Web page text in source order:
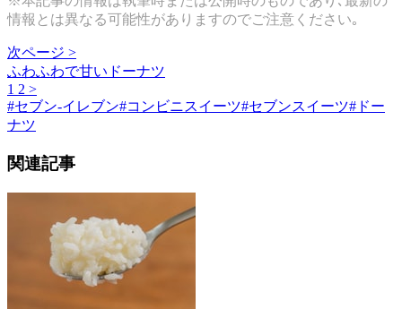
情報とは異なる可能性がありますのでご注意ください｡
次ページ >
ふわふわで甘いドーナツ
1 2 >
#セブン-イレブン#コンビニスイーツ#セブンスイーツ# ドー
ナツ
関連記事